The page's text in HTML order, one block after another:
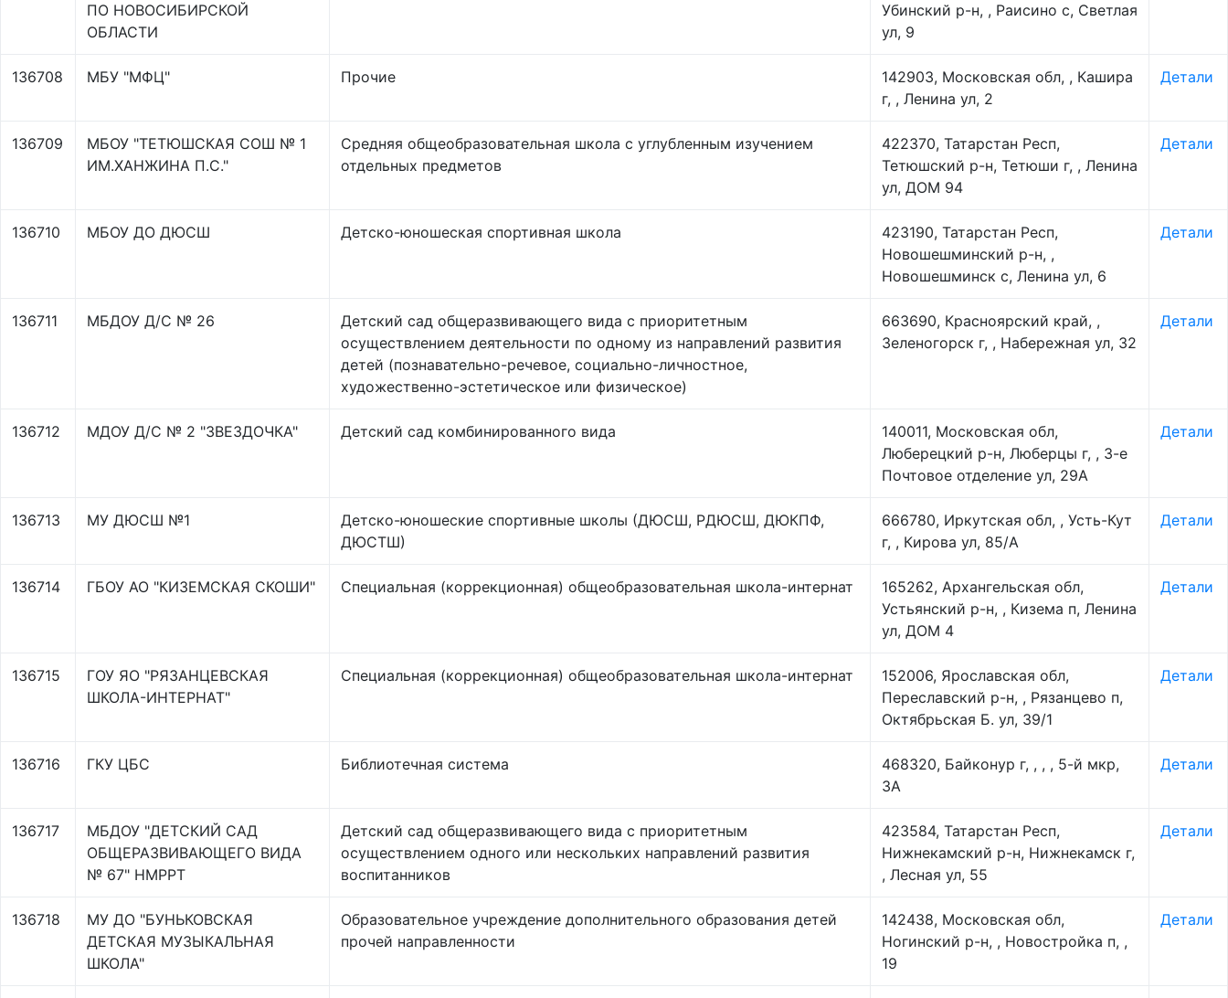
ПО НОВОСИБИРСКОЙ
ОБЛАСТИ
Убинский р-н, , Раисино с, Светлая
ул, 9
136708 МБУ "МФЦ" Прочие
142903, Московская обл, , Кашира
г, , Ленина ул, 2
Детали
136709
МБОУ "ТЕТЮШСКАЯ СОШ № 1
ИМ.ХАНЖИНА П.С."
Средняя общеобразовательная школа с углубленным изучением
отдельных предметов
422370, Татарстан Респ,
Тетюшский р-н, Тетюши г, , Ленина
ул, ДОМ 94
Детали
136710 МБОУ ДО ДЮСШ Детско-юношеская спортивная школа
423190, Татарстан Респ,
Новошешминский р-н, ,
Новошешминск с, Ленина ул, 6
Детали
136711 МБДОУ Д/С № 26
Детский сад общеразвивающего вида с приоритетным
осуществлением деятельности по одному из направлений развития
детей (познавательно-речевое, социально-личностное,
художественно-эстетическое или физическое)
663690, Красноярский край, ,
Зеленогорск г, , Набережная ул, 32
Детали
136712 МДОУ Д/С № 2 "ЗВЕЗДОЧКА" Детский сад комбинированного вида
140011, Московская обл,
Люберецкий р-н, Люберцы г, , 3-е
Почтовое отделение ул, 29А
Детали
136713 МУ ДЮСШ №1
Детско-юношеские спортивные школы (ДЮСШ, РДЮСШ, ДЮКПФ,
ДЮСТШ)
666780, Иркутская обл, , Усть-Кут
г, , Кирова ул, 85/А
Детали
136714 ГБОУ АО "КИЗЕМСКАЯ СКОШИ" Специальная (коррекционная) общеобразовательная школа-интернат
165262, Архангельская обл,
Устьянский р-н, , Кизема п, Ленина
ул, ДОМ 4
Детали
136715
ГОУ ЯО "РЯЗАНЦЕВСКАЯ
ШКОЛА-ИНТЕРНАТ"
Специальная (коррекционная) общеобразовательная школа-интернат
152006, Ярославская обл,
Переславский р-н, , Рязанцево п,
Октябрьская Б. ул, 39/1
Детали
136716 ГКУ ЦБС Библиотечная система
468320, Байконур г, , , , 5-й мкр,
3А
Детали
136717
МБДОУ "ДЕТСКИЙ САД
ОБЩЕРАЗВИВАЮЩЕГО ВИДА
№ 67" НМРРТ
Детский сад общеразвивающего вида с приоритетным
осуществлением одного или нескольких направлений развития
воспитанников
423584, Татарстан Респ,
Нижнекамский р-н, Нижнекамск г,
, Лесная ул, 55
Детали
136718
МУ ДО "БУНЬКОВСКАЯ
ДЕТСКАЯ МУЗЫКАЛЬНАЯ
ШКОЛА"
Образовательное учреждение дополнительного образования детей
прочей направленности
142438, Московская обл,
Ногинский р-н, , Новостройка п, ,
19
Детали